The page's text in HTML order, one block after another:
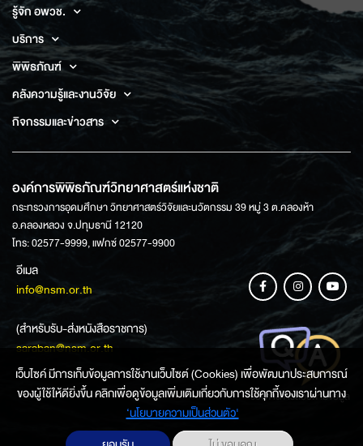
รู้จัก อพวช.
บริการ
พิพิธภัณฑ์
คลังความรู้และงานวิจัย
กิจกรรมและข่าวสาร
องค์การพิพิธภัณฑ์วิทยาศาสตร์แห่งชาติ
กระทรวงการอุดมศึกษา วิทยาศาสตร์วิจัยและนวัตกรรม 39 หมู่ 3 ต.คลองห้า
อ.คลองหลวง จ.ปทุมธานี 12120
โทร: 02577-9999, แฟกซ์ 02577-9900
อีเมล
info@nsm.or.th
(สำหรับรับ-ส่งหนังสือราชการ)
saraban@nsm.or.th
ช่องทางการสอบถามข้อมูล
เว็บไซค์ มีการเก็บข้อมูลการใช้งานเว็บไซต์ (Cookies) เพื่อพัฒนาประสบการณ์
ของผู้ใช้ให้ดียิ่งขึ้น คลิกเพื่อดูข้อมูลเพิ่มเติมเกี่ยวกับการใช้คุกกี้ของเราผ่านทาง
‘นโยบายความเป็นส่วนตัว'